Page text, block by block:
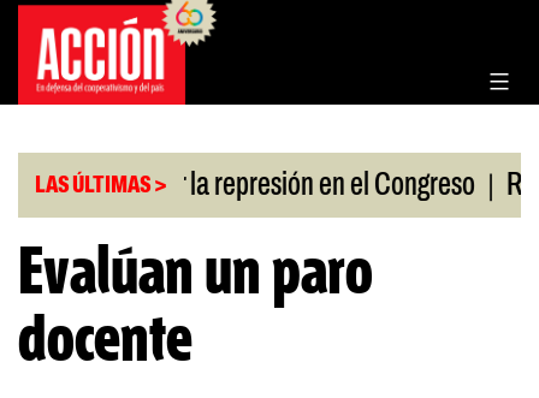
Saltar
contenido
LAS ÚLTIMAS >
a policías por la represión en el Congreso |
Evalúan un paro
docente